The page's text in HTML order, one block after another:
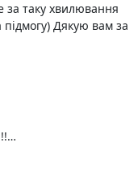
за таку хвилювання
Дякую вам за